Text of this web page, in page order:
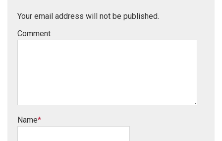
Your email address will not be published.
Comment
Name*